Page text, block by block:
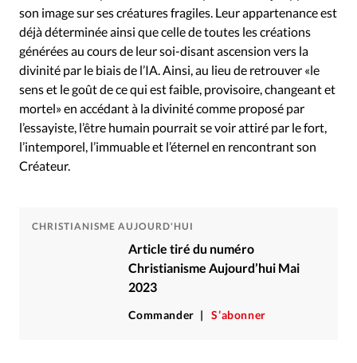
son image sur ses créatures fragiles. Leur appartenance est
déjà déterminée ainsi que celle de toutes les créations
générées au cours de leur soi-disant ascension vers la
divinité par le biais de l’IA. Ainsi, au lieu de retrouver «le
sens et le goût de ce qui est faible, provisoire, changeant et
mortel» en accédant à la divinité comme proposé par
l’essayiste, l’être humain pourrait se voir attiré par le fort,
l’intemporel, l’immuable et l’éternel en rencontrant son
Créateur.
CHRISTIANISME AUJOURD'HUI
Article tiré du numéro
Christianisme Aujourd’hui Mai
2023
Commander S’abonner